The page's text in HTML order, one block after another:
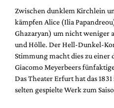
Alle Hefte
Leseproben
Podcast
Service
Shop / Abo
Newsletter
Zwischen dunklem Kirchlein
kämpfen Alice (Ilia
Ghazaryan) um nicht weniger
und Hölle. Der Hell-Dunkel-
Stimmung macht dies zu einer
Giacomo Meyerbeers
Das Theater Erfurt hat das
selten gespielte Werk zum